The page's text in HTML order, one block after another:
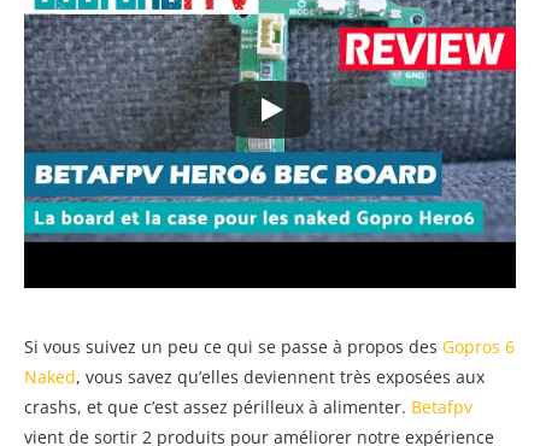
Si vous suivez un peu ce qui se passe à propos des Gopros 6
Naked, vous savez qu’elles deviennent très exposées aux
crashs, et que c’est assez périlleux à alimenter. Betafpv
vient de sortir 2 produits pour améliorer notre expérience